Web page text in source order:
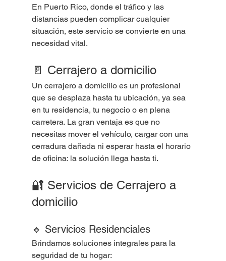
En Puerto Rico, donde el tráfico y las
distancias pueden complicar cualquier
situación, este servicio se convierte en una
necesidad vital.
🚪 Cerrajero a domicilio
Un cerrajero a domicilio es un profesional
que se desplaza hasta tu ubicación, ya sea
en tu residencia, tu negocio o en plena
carretera. La gran ventaja es que no
necesitas mover el vehículo, cargar con una
cerradura dañada ni esperar hasta el horario
de oficina: la solución llega hasta ti.
🔐 Servicios de Cerrajero a
domicilio
🔸 Servicios Residenciales
Brindamos soluciones integrales para la
seguridad de tu hogar: